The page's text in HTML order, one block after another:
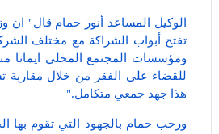
الوكيل المساعد أنور حمام قال" ان
تفتح أبواب الشراكة مع مختلف
ومؤسسات المجتمع المحلي ايمانا
للقضاء على الفقر من خلال مقاربة
هذا جهد جمعي متكامل."
ورحب حمام بالجهود التي تقوم بها